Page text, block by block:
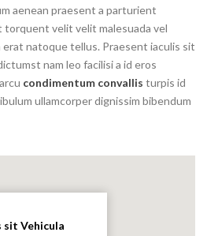
aenean praesent a parturient
velit velit malesuada vel
erat natoque tellus. Praesent iaculis sit
nam leo facilisi a id eros
condimentum convallis turpis id
ullamcorper dignissim bibendum
sit Vehicula